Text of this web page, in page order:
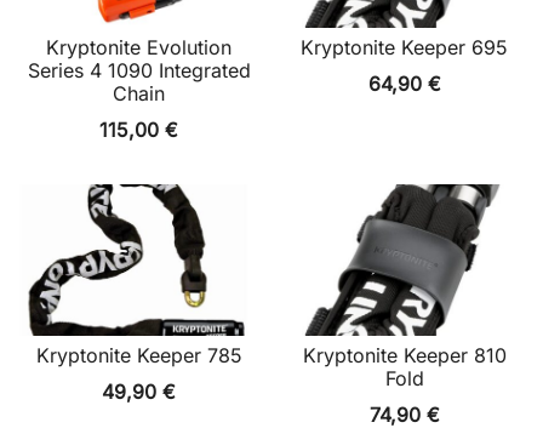
Kryptonite Evolution
Series 4 1090 Integrated
Chain
115,00 €
Kryptonite Keeper 695
64,90 €
Kryptonite Keeper 785
49,90 €
Kryptonite Keeper 810
Fold
74,90 €